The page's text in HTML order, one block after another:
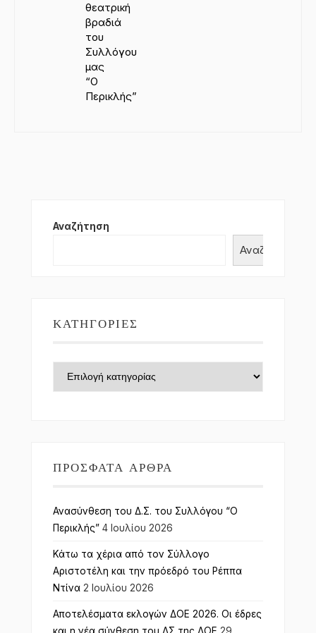
θεατρική
βραδιά
του
Συλλόγου
μας
“Ο
Περικλής”
Αναζήτηση
Αναζήτηση
ΚΑΤΗΓΟΡΊΕΣ
Κατηγορίες
ΠΡΌΣΦΑΤΑ ΆΡΘΡΑ
Ανασύνθεση του Δ.Σ. του Συλλόγου “Ο
Περικλής” 4 Ιουλίου 2026
Κάτω τα χέρια από τον Σύλλογο
Αριστοτέλη και την πρόεδρό του Ρέππα
Ντίνα 2 Ιουλίου 2026
Αποτελέσματα εκλογών ΔΟΕ 2026. Οι έδρες